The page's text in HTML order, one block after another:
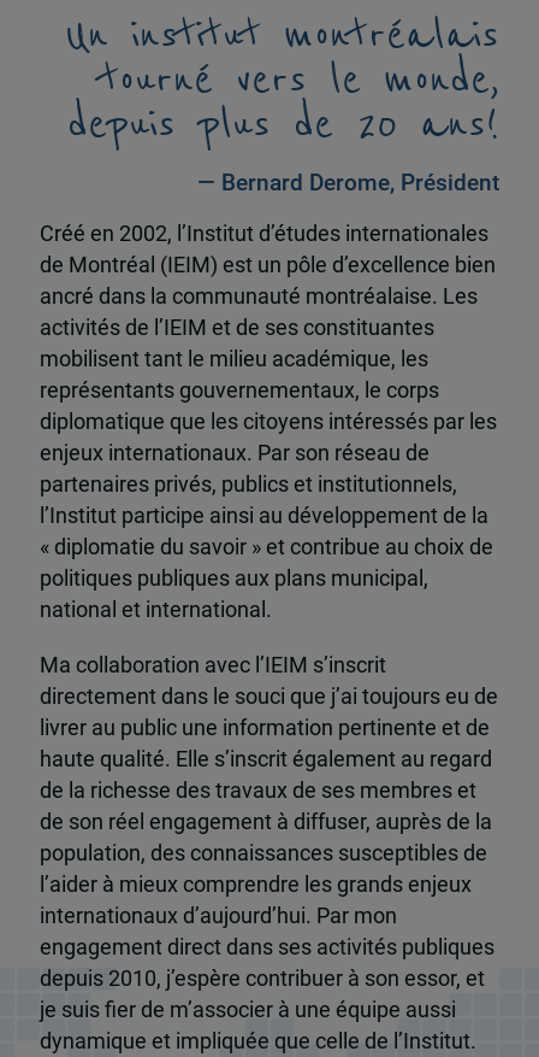
Un institut montréalais
tourné vers le monde,
depuis plus de 20 ans!
— Bernard Derome, Président
Créé en 2002, l’Institut d’études internationales
de Montréal (IEIM) est un pôle d’excellence bien
ancré dans la communauté montréalaise. Les
activités de l’IEIM et de ses constituantes
mobilisent tant le milieu académique, les
représentants gouvernementaux, le corps
diplomatique que les citoyens intéressés par les
enjeux internationaux. Par son réseau de
partenaires privés, publics et institutionnels,
l’Institut participe ainsi au développement de la
« diplomatie du savoir » et contribue au choix de
politiques publiques aux plans municipal,
national et international.
Ma collaboration avec l’IEIM s’inscrit
directement dans le souci que j’ai toujours eu de
livrer au public une information pertinente et de
haute qualité. Elle s’inscrit également au regard
de la richesse des travaux de ses membres et
de son réel engagement à diffuser, auprès de la
population, des connaissances susceptibles de
l’aider à mieux comprendre les grands enjeux
internationaux d’aujourd’hui. Par mon
engagement direct dans ses activités publiques
depuis 2010, j’espère contribuer à son essor, et
je suis fier de m’associer à une équipe aussi
dynamique et impliquée que celle de l’Institut.